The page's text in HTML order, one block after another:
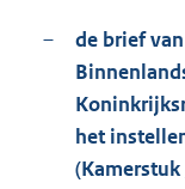
–
de brief
het
(Kamerstuk